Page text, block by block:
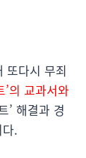
또다시 무죄
’의 교과서와
’ 해결과 경
.